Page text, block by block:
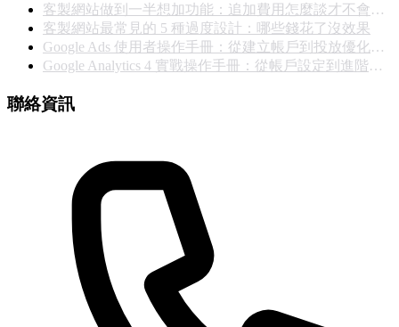
客製網站做到一半想加功能：追加費用怎麼談才不會撕破臉
客製網站最常見的 5 種過度設計：哪些錢花了沒效果
Google Ads 使用者操作手冊：從建立帳戶到投放優化的完整實戰指南
Google Analytics 4 實戰操作手冊：從帳戶設定到進階報表完整教學
聯絡資訊